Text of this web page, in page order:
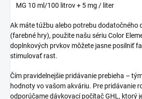
MG 10 ml/100 litrov + 5 mg / liter
Ak máte túžbu alebo potrebu dodatočného
(farebné hry), použite našu sériu Color
doplnkových prvkov môžete jasne posilniť
stimulovať rast.
Čím pravidelnejšie pridávanie prebieha –
hodnoty vo vašom akváriu. Pre pridávanie
odporúčame dávkovací počítač GHL, ktorý